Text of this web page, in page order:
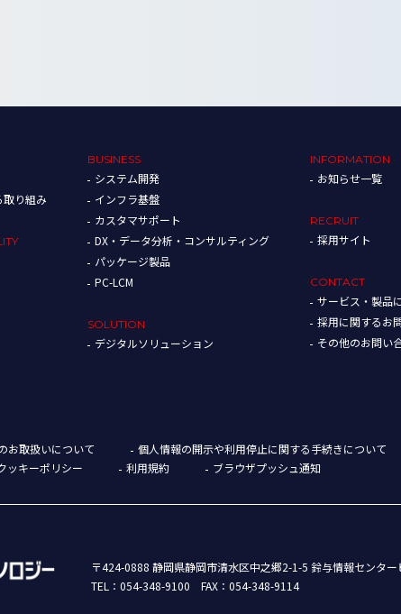
取り組み
BUSINESS
システム開発
インフラ基盤
カスタマサポート
DX・データ分析・コンサルティング
パッケージ製品
PC-LCM
SOLUTION
デジタルソリューション
INFORMATION
お知らせ一覧
RECRUIT
採用サイト
CONTACT
サービス・製品
採用に関するお
その他のお問い
お取扱いについて
個人情報の開示や利用停止に関する手続きについて
ッキーポリシー 利用規約 ブラウザプッシュ通知
〒424-0888 静岡県静岡市清水区中之郷2-1-5 鈴与情報センター
TEL： 054-348-9100 FAX：054-348-9114